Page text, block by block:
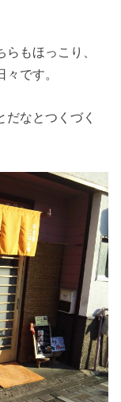
もほっこり、
です。
なとつくづく